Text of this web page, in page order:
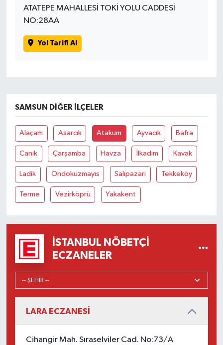
ATATEPE MAHALLESİ TOKİ YOLU CADDESİ
NO:28AA
Yol Tarifi Al
SAMSUN DIĞER İLÇELER
Alaçam Asarcık Atakum Ayvacık Bafra
Canik Çarşamba Havza İlkadım Kavak
Ladik Ondokuzmayıs Salıpazarı Tekkeköy
Terme Vezirköprü Yakakent
İSTANBUL NÖBETÇI
ECZANELER
LARA ECZANESİ
Cihangir Mah. Sıraselviler Cad. No:73/A